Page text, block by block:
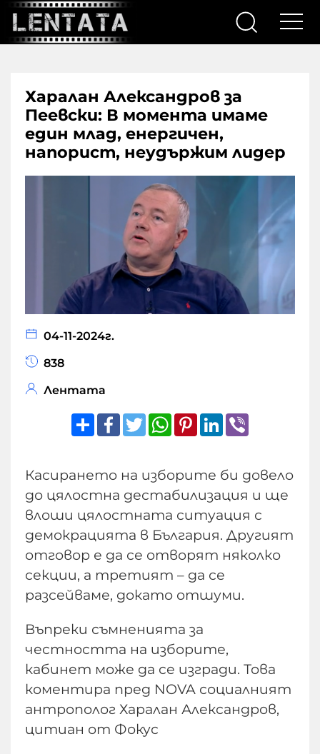
Харалан Александров за
Пеевски: В момента имаме
един млад, енергичен,
напорист, неудържим лидер
04-11-2024г.
838
Лентата
ShareFacebook
TwitterWhatsApp
Pinterest
LinkedIn
Касирането на изборите би довело
до цялостна дестабилизация и ще
влоши цялостната ситуация с
демокрацията в България. Другият
отговор е да се отворят няколко
секции, а третият – да се
разсейваме, докато отшуми.
Въпреки съмненията за
честността на изборите,
кабинет може да се изгради. Това
коментира пред NOVA социалният
антрополог Харалан Александров,
цитиан от Фокус